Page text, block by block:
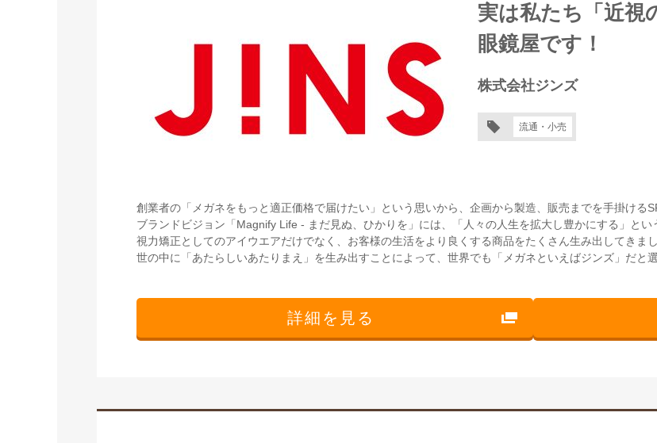
実は私たち「近視
眼鏡屋です！
株式会社ジンズ
流通・小売
創業者の「メガネをもっと適正価格で届けたい」という思いから、企画から製造、販売までを手掛ける
ブランドビジョン「Magnify Life - まだ見ぬ、ひかりを」には、「人々の人生を拡大し豊かにする」とい
視力矯正としてのアイウエアだけでなく、お客様の生活をより良くする商品をたくさん生み出してきまし
世の中に「あたらしいあたりまえ」を生み出すことによって、世界でも「メガネといえばジンズ」だと
詳細を見る